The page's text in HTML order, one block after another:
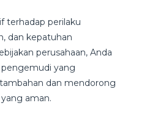
terhadap perilaku
dan kepatuhan
perusahaan, Anda
yang
dan mendorong
aman.